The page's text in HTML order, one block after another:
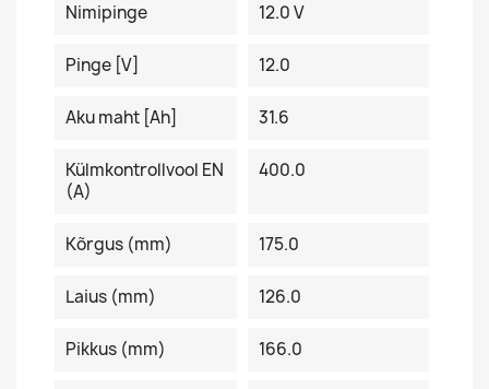
Nimipinge 12.0 V
Pinge [V] 12.0
Aku maht [Ah] 31.6
Külmkontrollvool EN
(A)
400.0
Kõrgus (mm) 175.0
Laius (mm) 126.0
Pikkus (mm) 166.0